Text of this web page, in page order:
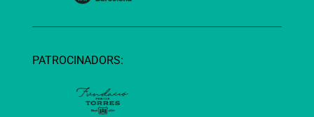
PATROCINADORS: